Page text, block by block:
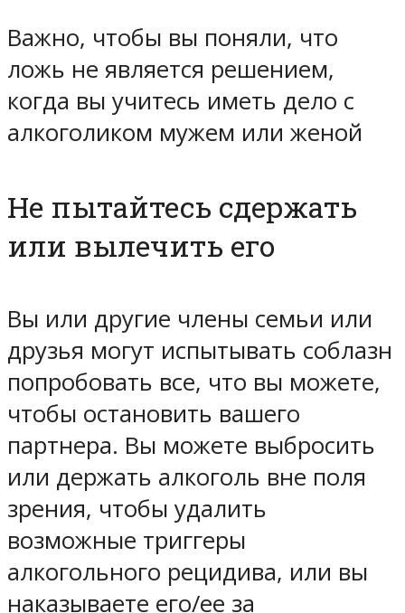
Важно, чтобы вы поняли, что
ложь не является решением,
когда вы учитесь иметь дело с
алкоголиком мужем или женой
Не пытайтесь сдержать
или вылечить его
Вы или другие члены семьи или
друзья могут испытывать соблазн
попробовать все, что вы можете,
чтобы остановить вашего
партнера. Вы можете выбросить
или держать алкоголь вне поля
зрения, чтобы удалить
возможные триггеры
алкогольного рецидива, или вы
наказываете его/ее за